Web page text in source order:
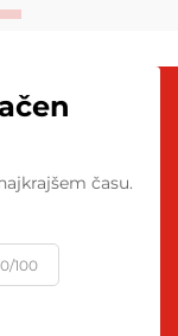
času.
0/100